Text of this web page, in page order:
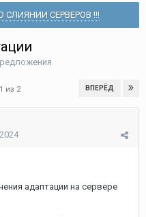
СЕРВЕРОВ !!!
ВПЕРЁД
из 2
адаптации на сервере